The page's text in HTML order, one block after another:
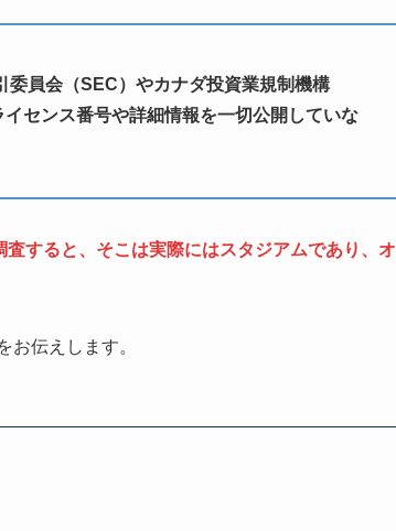
員会（SEC）やカナダ投資業規制機構
センス番号や詳細情報を一切公開していな
すると、そこは実際にはスタジアムであり、オ
伝えします。